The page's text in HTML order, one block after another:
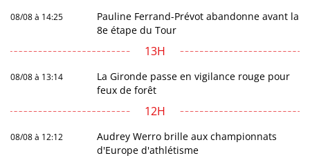
08/08 à 14:25
Pauline Ferrand-Prévot abandonne avant la
8e étape du Tour
13H
08/08 à 13:14
La Gironde passe en vigilance rouge pour
feux de forêt
12H
08/08 à 12:12
Audrey Werro brille aux championnats
d'Europe d'athlétisme